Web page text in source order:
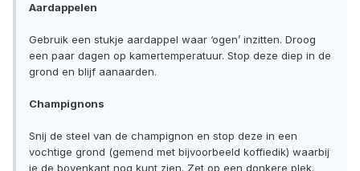
Aardappelen
Gebruik een stukje aardappel waar ‘ogen’ inzitten. Droog
een paar dagen op kamertemperatuur. Stop deze diep in de
grond en blijf aanaarden.
Champignons
Snij de steel van de champignon en stop deze in een
vochtige grond (gemend met bijvoorbeeld koffiedik) waarbij
je de bovenkant nog kunt zien. Zet op een donkere plek.